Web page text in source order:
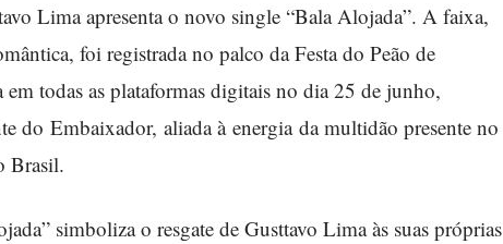
Lima apresenta o novo single “Bala Alojada”. A faixa,
foi registrada no palco da Festa do Peão de
todas as plataformas digitais no dia 25 de junho,
do Embaixador, aliada à energia da multidão presente no
Brasil.
simboliza o resgate de Gusttavo Lima às suas próprias